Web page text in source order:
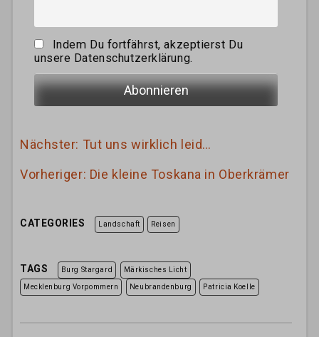
Indem Du fortfährst, akzeptierst Du
unsere Datenschutzerklärung.
Nächster: Tut uns wirklich leid…
Vorheriger: Die kleine Toskana in Oberkrämer
CATEGORIES Landschaft Reisen
TAGS Burg Stargard Märkisches Licht
Mecklenburg Vorpommern Neubrandenburg Patricia Koelle